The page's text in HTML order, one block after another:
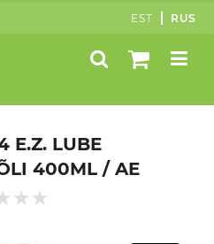
EST RUS
E.Z. LUBE
400ML / AE